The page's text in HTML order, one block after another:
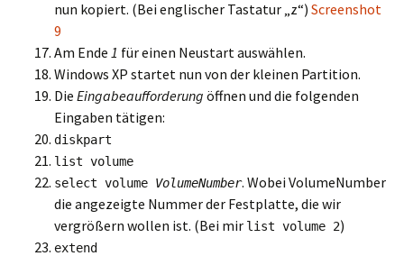
nun kopiert. (Bei englischer Tastatur „z“) Screenshot
9
Am Ende 1 für einen Neustart auswählen.
Windows XP startet nun von der kleinen Partition.
Die Eingabeaufforderung öffnen und die folgenden
Eingaben tätigen:
diskpart
list volume
select volume VolumeNumber. Wobei VolumeNumber
die angezeigte Nummer der Festplatte, die wir
vergrößern wollen ist. (Bei mir list volume 2)
extend